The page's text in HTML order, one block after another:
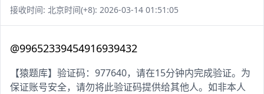
接收时间: 北京时间(+8): 2026-03-14 01:51:05
@99652339454916939432
【猿题库】验证码：977640，请在15分钟内完成验证。为
保证账号安全，请勿将此验证码提供给其他人。如非本人